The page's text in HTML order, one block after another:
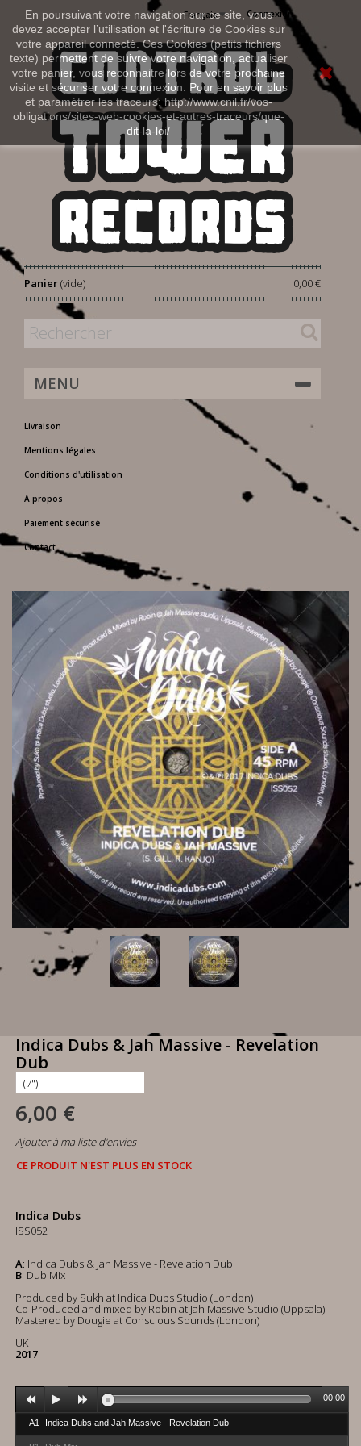
En poursuivant votre navigation sur ce site, vous
devez accepter l’utilisation et l'écriture de Cookies sur
votre appareil connecté. Ces Cookies (petits fichiers
texte) permettent de suivre votre navigation, actualiser
votre panier, vous reconnaitre lors de votre prochaine
visite et sécuriser votre connexion. Pour en savoir plus
et paramétrer les traceurs: http://www.cnil.fr/vos-
obligations/sites-web-cookies-et-autres-traceurs/que-
dit-la-loi/
Connexion
Français
Panier 0,00 €
|
(vide)
MENU
Livraison
Mentions légales
Conditions d'utilisation
A propos
Paiement sécurisé
Contact
Indica Dubs & Jah Massive - Revelation
Dub
6,00 €
Ajouter à ma liste d'envies
CE PRODUIT N'EST PLUS EN STOCK
Indica Dubs
ISS052
A: Indica Dubs & Jah Massive - Revelation Dub
B: Dub Mix
Produced by Sukh at Indica Dubs Studio (London)
Co-Produced and mixed by Robin at Jah Massive Studio (Uppsala)
Mastered by Dougie at Conscious Sounds (London)
UK
2017
A1- Indica Dubs and Jah Massive - Revelation Dub
00:00